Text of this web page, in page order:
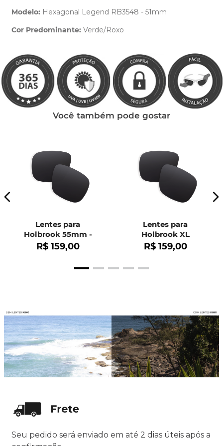
Modelo: Hexagonal Legend RB3548 - 51mm
Cor Predominante: Verde/Roxo
Você também pode gostar
Lentes para
Holbrook 55mm -
OO9102
R$ 159,00
Lentes para
Holbrook XL
R$ 159,00
Seu pedido será enviado em até 2 dias úteis após a